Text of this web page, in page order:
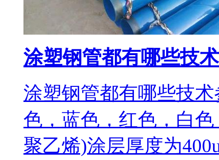
涂塑钢管都有哪些技
涂塑钢管都有哪些技
色，蓝色，红色，白
聚乙烯)涂层厚度为